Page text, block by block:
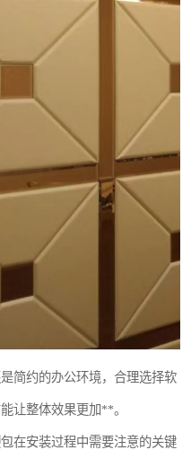
简约的办公环境，合理选择软
让整体效果更加**。
在安装过程中需要注意的关键